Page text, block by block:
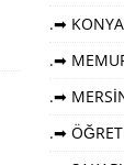
.➡
.➡
.➡
.➡